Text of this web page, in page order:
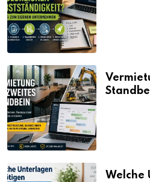
Welche